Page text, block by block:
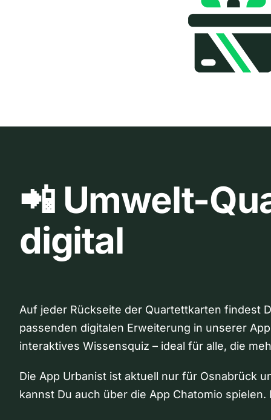
📲 Umwelt-
digital
Auf jeder Rückseite der Quartettkarten findest
passenden digitalen Erweiterung in unserer
interaktives Wissensquiz – ideal für alle, die
Die App Urbanist ist aktuell nur für Osnabrück
kannst Du auch über die App Chatomio